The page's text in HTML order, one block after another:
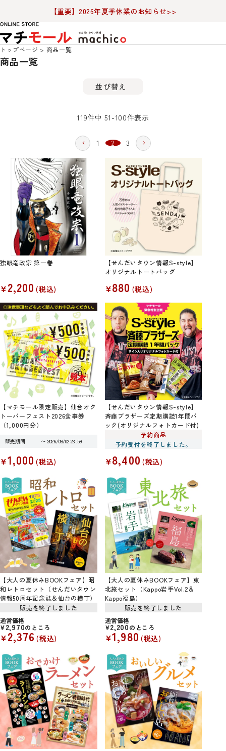
【重要】2026年夏季休業のお知らせ>>
トップページ 商品一覧
商品一覧
並び替え
119件中 51 -100件表示
1 2 3
独眼竜政宗 第一巻
¥2,200 税込
【せんだいタウン情報S-style】
オリジナルトートバッグ
¥880 税込
【マチモール限定販売】仙台オク
トーバーフェスト2026食事券
（1,000円分）
販売期間 〜 2026/09/02 23:59
¥1,000 税込
【せんだいタウン情報S-style】
斉藤ブラザーズ定期購読1年間パ
ック(オリジナルフォトカード付)
予約商品
予約受付を終了しました。
¥8,400 税込
【大人の夏休みBOOKフェア】昭
和レトロセット（せんだいタウン
情報50周年記念誌＆仙台の横丁）
販売を終了しました
通常価格
¥2,970のところ
¥2,376 税込
【大人の夏休みBOOKフェア】東
北旅セット（Kappo岩手Vol.2＆
Kappo福島）
販売を終了しました
通常価格
¥2,200のところ
¥1,980 税込